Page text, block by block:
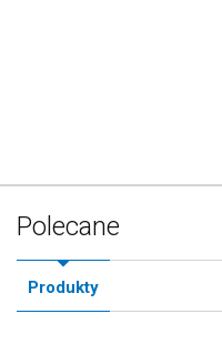
Polecane
Produkty